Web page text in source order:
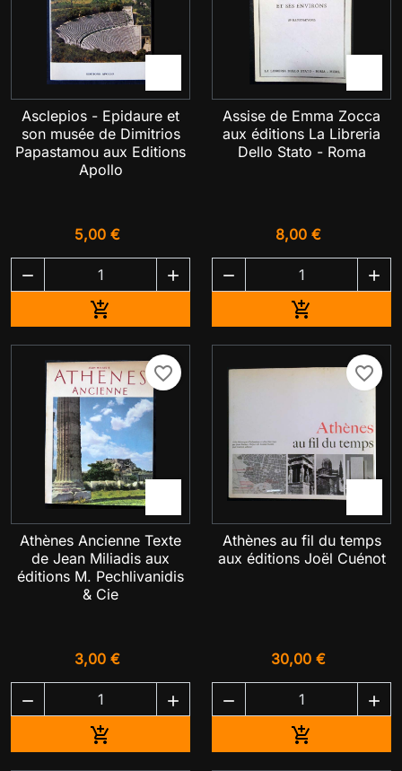
Asclepios - Epidaure et
son musée de Dimitrios
Papastamou aux Editions
Apollo
5,00 €
 

Assise de Emma Zocca
aux éditions La Libreria
Dello Stato - Roma
8,00 €
 

favorite_border
Athènes Ancienne Texte
de Jean Miliadis aux
éditions M. Pechlivanidis
& Cie
3,00 €
 

favorite_border
Athènes au fil du temps
aux éditions Joël Cuénot
30,00 €
 
